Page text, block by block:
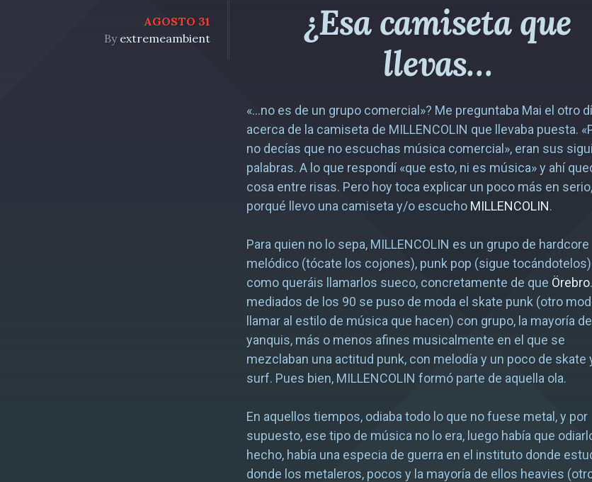
AGOSTO 31
By extremeambient
¿Esa camiseta que
llevas…
«…no es de un grupo comercial»? Me preguntaba Mai el otro
acerca de la camiseta de MILLENCOLIN que llevaba puesta.
no decías que no escuchas música comercial», eran sus
palabras. A lo que respondí «que esto, ni es música» y ahí
cosa entre risas. Pero hoy toca explicar un poco más en serio,
porqué llevo una camiseta y/o escucho MILLENCOLIN.
Para quien no lo sepa, MILLENCOLIN es un grupo de hardcore
melódico (tócate los cojones), punk pop (sigue
como queráis llamarlos sueco, concretamente de que Örebro
mediados de los 90 se puso de moda el skate punk (otro
llamar al estilo de música que hacen) con grupo, la mayoría
yanquis, más o menos afines musicalmente en el que se
mezclaban una actitud punk, con melodía y un poco de skate
surf. Pues bien, MILLENCOLIN formó parte de aquella ola.
En aquellos tiempos, odiaba todo lo que no fuese metal, y por
supuesto, ese tipo de música no lo era, luego había que
hecho, había una especia de guerra en el instituto donde
donde los metaleros, pocos y la mayoría de ellos heavies